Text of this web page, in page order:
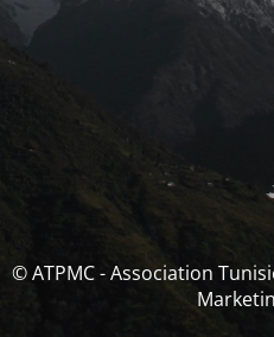
© ATPMC - Association